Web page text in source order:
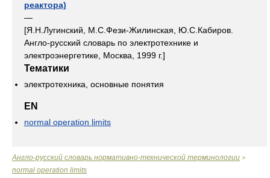
реактора)
—
[Я.Н.Лугинский, М.С.Фези-Жилинская, Ю.С.Кабиров.
Англо-русский словарь по электротехнике и
электроэнергетике, Москва, 1999 г.]
Тематики
электротехника, основные понятия
EN
normal operation limits
Англо-русский словарь нормативно-технической терминологии >
normal operation limits